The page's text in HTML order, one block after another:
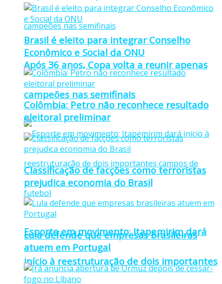
Após 36 anos, Copa volta a reunir apenas
campeões nas semifinais
Esporte em movimento: Itapemirim dará
início à reestruturação de dois importantes
Brasil é eleito para integrar Conselho
Econômico e Social da ONU
Colômbia: Petro não reconhece resultado
eleitoral preliminar
Classificação de facções como terroristas
prejudica economia do Brasil
Lula defende que empresas brasileiras
atuem em Portugal